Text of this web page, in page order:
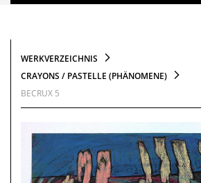
WERKVERZEICHNIS
CRAYONS / PASTELLE (PHÄNOMENE)
BECRUX 5